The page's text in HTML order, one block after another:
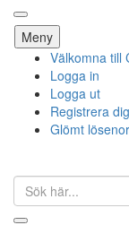
Meny Hoppa
till
innehåll
Välkomna till
Logga in
Logga ut
Registrera dig
Glömt
Sök
efter: